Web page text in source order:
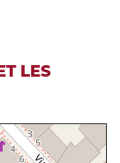
LES